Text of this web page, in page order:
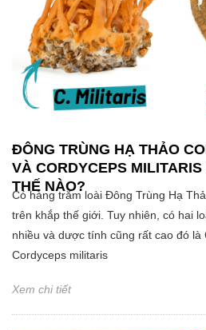
ĐÔNG TRÙNG HẠ THẢO
VÀ CORDYCEPS
THẾ NÀO?
Có hàng trăm loài Đông Trùng Hạ
trên khắp thế giới. Tuy nhiên, có hai
nhiều và dược tính cũng rất cao đó là
Cordyceps militaris
Xem chi tiết